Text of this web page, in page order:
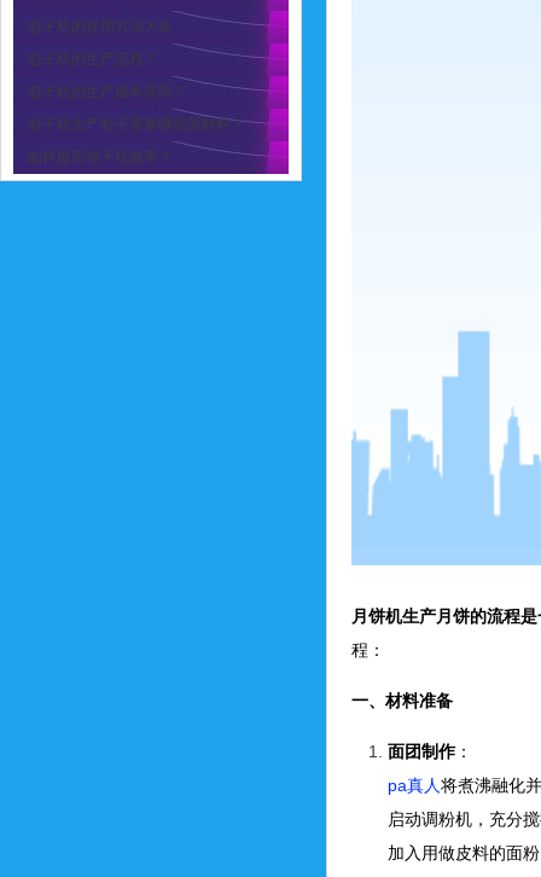
包子机的使用方法大全
包子机的生产流程？
包子机的生产成本高吗？
包子机生产包子需要哪些原材料？
如何提高包子机效率？
月饼机生产月饼的流程
程：
一、材料准备
面团制作：
pa真人将煮沸融化
启动调粉机，充分
加入用做皮料的面